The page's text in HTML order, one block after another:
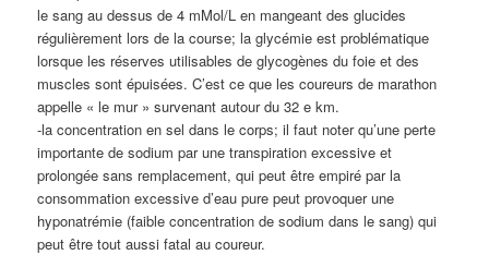
le sang au dessus de 4 mMol/L en mangeant des glucides
régulièrement lors de la course; la glycémie est problématique
lorsque les réserves utilisables de glycogènes du foie et des
muscles sont épuisées. C’est ce que les coureurs de marathon
appelle « le mur » survenant autour du 32 e km.
-la concentration en sel dans le corps; il faut noter qu’une perte
importante de sodium par une transpiration excessive et
prolongée sans remplacement, qui peut être empiré par la
consommation excessive d’eau pure peut provoquer une
hyponatrémie (faible concentration de sodium dans le sang) qui
peut être tout aussi fatal au coureur.